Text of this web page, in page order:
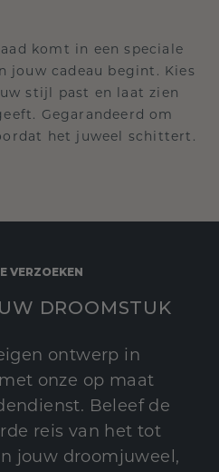
komt in een speciale
jouw cadeau begint. Kies
stijl past en laat zien
Gegarandeerd om
het juweel schittert.
VERZOEKEN
DROOMSTUK
ontwerp in
onze op maat
Beleef de
reis van het tot
jouw droomjuweel,